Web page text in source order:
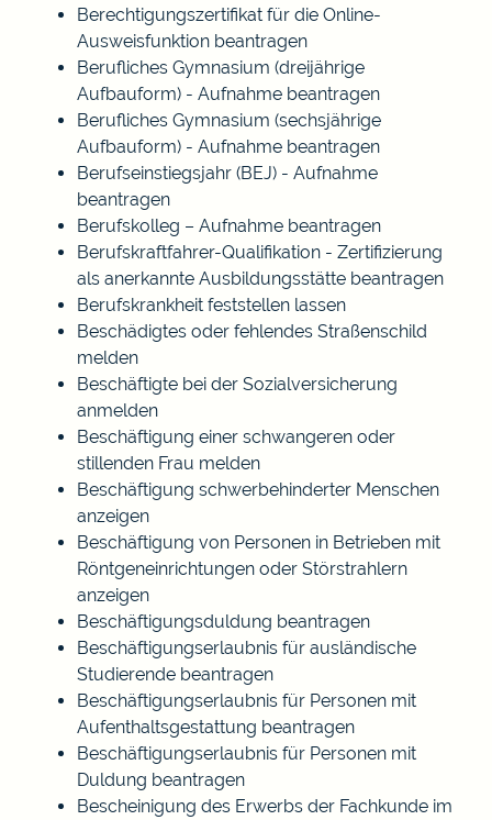
Berechtigungszertifikat für die Online-
Ausweisfunktion beantragen
Berufliches Gymnasium (dreijährige
Aufbauform) - Aufnahme beantragen
Berufliches Gymnasium (sechsjährige
Aufbauform) - Aufnahme beantragen
Berufseinstiegsjahr (BEJ) - Aufnahme
beantragen
Berufskolleg – Aufnahme beantragen
Berufskraftfahrer-Qualifikation - Zertifizierung
als anerkannte Ausbildungsstätte beantragen
Berufskrankheit feststellen lassen
Beschädigtes oder fehlendes Straßenschild
melden
Beschäftigte bei der Sozialversicherung
anmelden
Beschäftigung einer schwangeren oder
stillenden Frau melden
Beschäftigung schwerbehinderter Menschen
anzeigen
Beschäftigung von Personen in Betrieben mit
Röntgeneinrichtungen oder Störstrahlern
anzeigen
Beschäftigungsduldung beantragen
Beschäftigungserlaubnis für ausländische
Studierende beantragen
Beschäftigungserlaubnis für Personen mit
Aufenthaltsgestattung beantragen
Beschäftigungserlaubnis für Personen mit
Duldung beantragen
Bescheinigung des Erwerbs der Fachkunde im